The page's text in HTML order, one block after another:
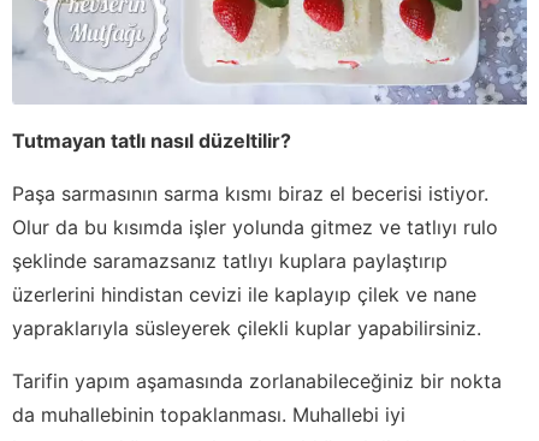
Tutmayan tatlı nasıl düzeltilir?
Paşa sarmasının sarma kısmı biraz el becerisi istiyor.
Olur da bu kısımda işler yolunda gitmez ve tatlıyı rulo
şeklinde saramazsanız tatlıyı kuplara paylaştırıp
üzerlerini hindistan cevizi ile kaplayıp çilek ve nane
yapraklarıyla süsleyerek çilekli kuplar yapabilirsiniz.
Tarifin yapım aşamasında zorlanabileceğiniz bir nokta
da muhallebinin topaklanması. Muhallebi iyi